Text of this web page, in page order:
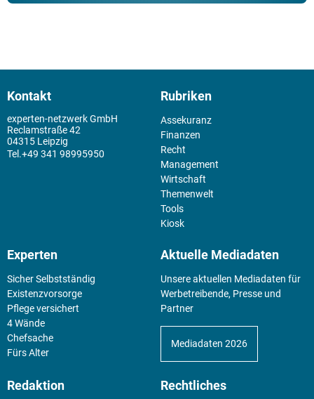
Kontakt
experten-netzwerk GmbH
Reclamstraße 42
04315 Leipzig
+49 341 98995950
Rubriken
Assekuranz
Finanzen
Recht
Management
Wirtschaft
Themenwelt
Tools
Kiosk
Experten
Sicher Selbstständig
Existenz­vorsorge
Pflege versichert
4 Wände
Chefsache
Fürs Alter
Aktuelle Mediadaten
Unsere aktuellen Mediadaten für
Werbetreibende, Presse und
Partner
Mediadaten 2026
Redaktion Rechtliches